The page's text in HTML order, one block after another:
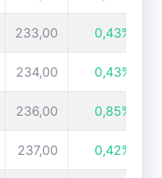
233,00 0,43%
234,00 0,43%
236,00 0,85%
237,00 0,42%